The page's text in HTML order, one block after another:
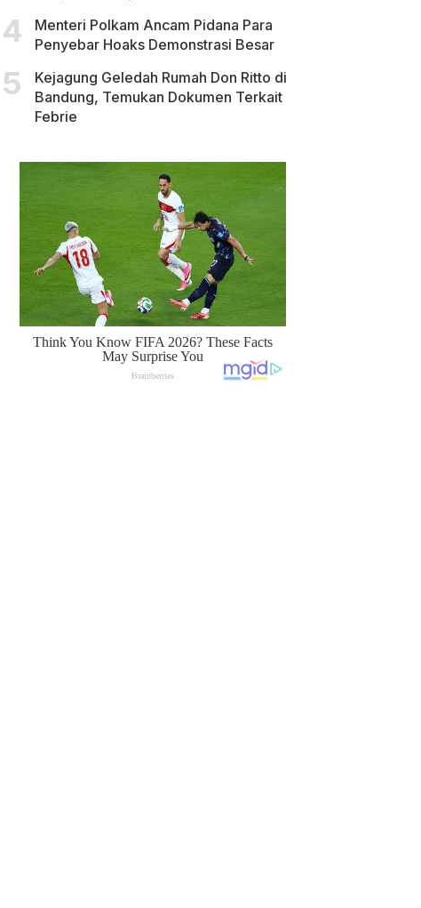
Menteri Polkam Ancam Pidana Para
Penyebar Hoaks Demonstrasi Besar
Kejagung Geledah Rumah Don Ritto di
Bandung, Temukan Dokumen Terkait
Febrie